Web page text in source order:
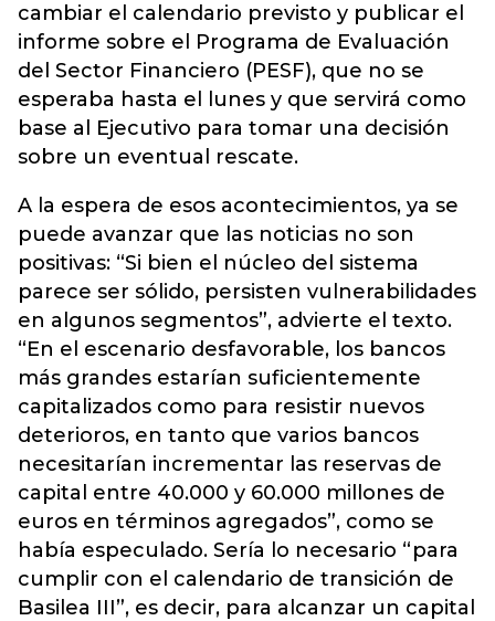
cambiar el calendario previsto y publicar el
informe sobre el Programa de Evaluación
del Sector Financiero (PESF), que no se
esperaba hasta el lunes y que servirá como
base al Ejecutivo para tomar una decisión
sobre un eventual rescate.
A la espera de esos acontecimientos, ya se
puede avanzar que las noticias no son
positivas: “Si bien el núcleo del sistema
parece ser sólido, persisten vulnerabilidades
en algunos segmentos”, advierte el texto.
“En el escenario desfavorable, los bancos
más grandes estarían suficientemente
capitalizados como para resistir nuevos
deterioros, en tanto que varios bancos
necesitarían incrementar las reservas de
capital entre 40.000 y 60.000 millones de
euros en términos agregados”, como se
había especulado. Sería lo necesario “para
cumplir con el calendario de transición de
Basilea III”, es decir, para alcanzar un capital